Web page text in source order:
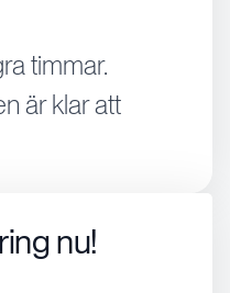
timmar.
är klar att
nu!